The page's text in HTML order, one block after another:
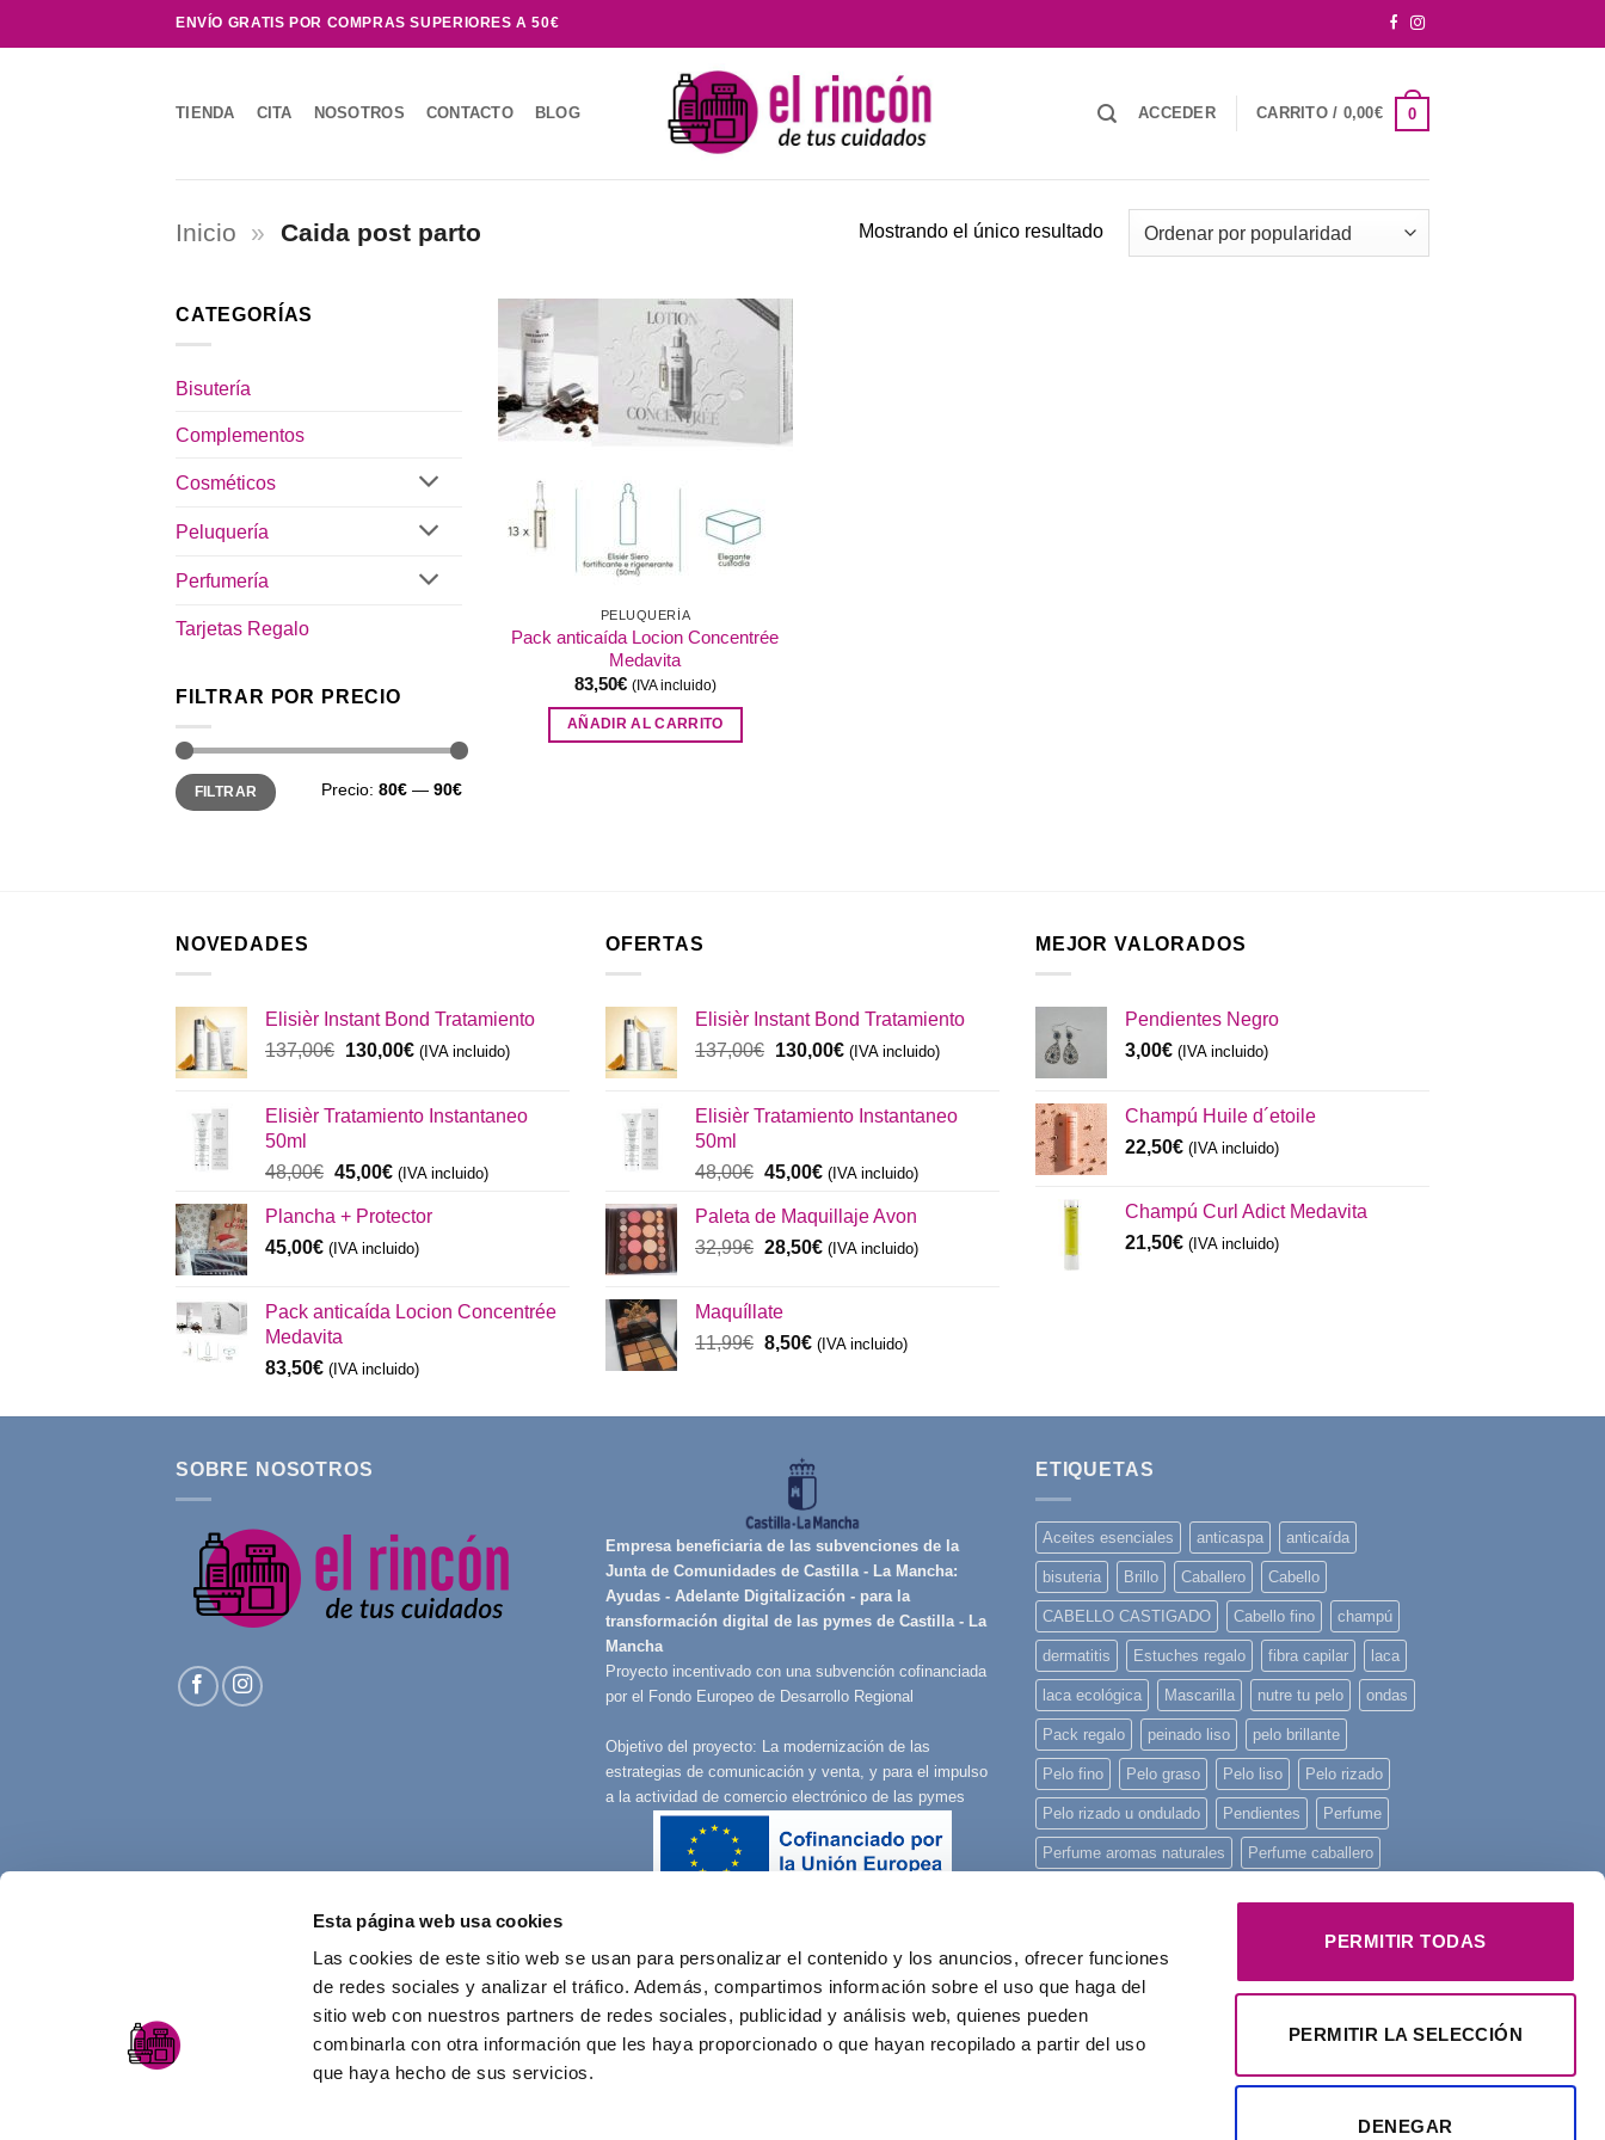
Esta página web usa cookies
Las cookies de este sitio web se usan para personalizar el contenido y los anuncios, ofrecer funciones
de redes sociales y analizar el tráfico. Además, compartimos información sobre el uso que haga del
sitio web con nuestros partners de redes sociales, publicidad y análisis web, quienes pueden
combinarla con otra información que les haya proporcionado o que hayan recopilado a partir del uso
que haya hecho de sus servicios.
PERMITIR TODAS
PERMITIR LA SELECCIÓN
DENEGAR
al
ENVÍO GRATIS POR COMPRAS SUPERIORES A 50€
TIENDA CITA NOSOTROS CONTACTO BLOG ACCEDER CARRITO / 0,00€ 0
Inicio » Caida post parto Mostrando el único resultado
CATEGORÍAS
Bisutería
Complementos
Cosméticos
Peluquería
Perfumería
Tarjetas Regalo
FILTRAR POR PRECIO
Precio
mínimo
Precio
máximo
FILTRAR Precio: 80€ — 90€
Añadir
a la
lista de
PELUQUERÍA
Pack anticaída Locion Concentrée
Medavita
83,50€ (IVA incluido)
AÑADIR AL CARRITO
NOVEDADES
Elisièr Instant Bond Tratamiento
137,00€ El
era:
130,00€El
es:
(IVA incluido)
Elisièr Tratamiento Instantaneo
50ml
48,00€ El
original
era:
45,00€El
actual
es:
(IVA incluido)
Plancha + Protector
45,00€ (IVA incluido)
Pack anticaída Locion Concentrée
Medavita
83,50€ (IVA incluido)
OFERTAS
Elisièr Instant Bond Tratamiento
137,00€ El
era:
130,00€El
es:
(IVA incluido)
Elisièr Tratamiento Instantaneo
50ml
48,00€ El
original
era:
45,00€El
actual
es:
(IVA incluido)
Paleta de Maquillaje Avon
32,99€ El
era:
32,99€.
28,50€El
28,50€.
(IVA incluido)
Maquíllate
11,99€ El
era:
8,50€El
es:
(IVA incluido)
MEJOR VALORADOS
Pendientes Negro
3,00€ (IVA incluido)
Champú Huile d´etoile
22,50€ (IVA incluido)
Champú Curl Adict Medavita
21,50€ (IVA incluido)
SOBRE NOSOTROS
Empresa beneficiaria de las subvenciones de la
Junta de Comunidades de Castilla - La Mancha:
Ayudas - Adelante Digitalización - para la
transformación digital de las pymes de Castilla - La
Mancha
Proyecto incentivado con una subvención cofinanciada
por el Fondo Europeo de Desarrollo Regional
Objetivo del proyecto: La modernización de las
estrategias de comunicación y venta, y para el impulso
a la actividad de comercio electrónico de las pymes
ETIQUETAS
Aceites esenciales anticaspa anticaída
bisuteria Brillo Caballero Cabello
CABELLO CASTIGADO Cabello fino champú
dermatitis Estuches regalo fibra capilar laca
laca ecológica Mascarilla nutre tu pelo ondas
Pack regalo peinado liso pelo brillante
Pelo fino Pelo graso Pelo liso Pelo rizado
Pelo rizado u ondulado Pendientes Perfume
Perfume aromas naturales Perfume caballero
piscina
reconstruye tu pelo
regalos rizos